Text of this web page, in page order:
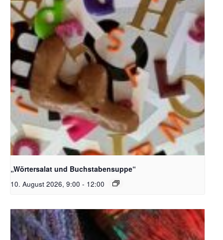
Bildquelle_ Pixabay Free_Christoph Meinersmann
„Wörtersalat und Buchstabensuppe“
10. August 2026, 9:00 - 12:00